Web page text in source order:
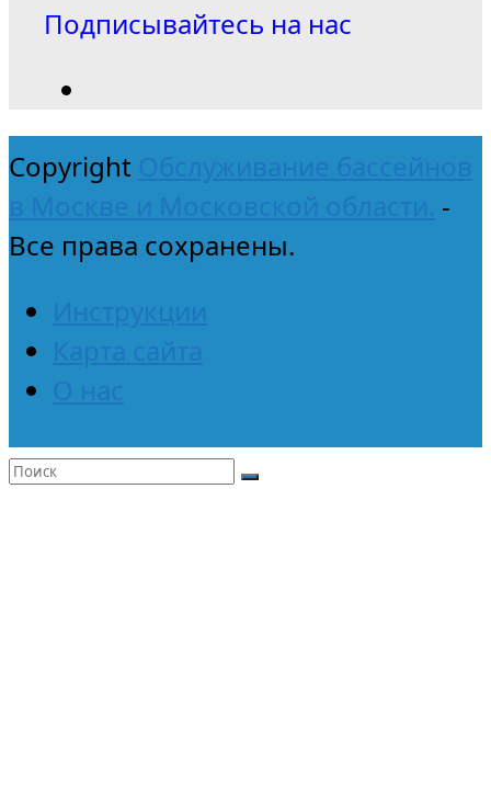
Подписывайтесь на нас
Copyright Обслуживание бассейнов
в Москве и Московской области. -
Все права сохранены.
Инструкции
Карта сайта
О нас